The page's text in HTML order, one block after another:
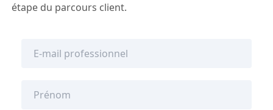
étape du parcours client.